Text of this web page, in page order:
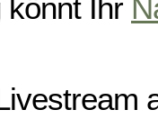
könnt Ihr